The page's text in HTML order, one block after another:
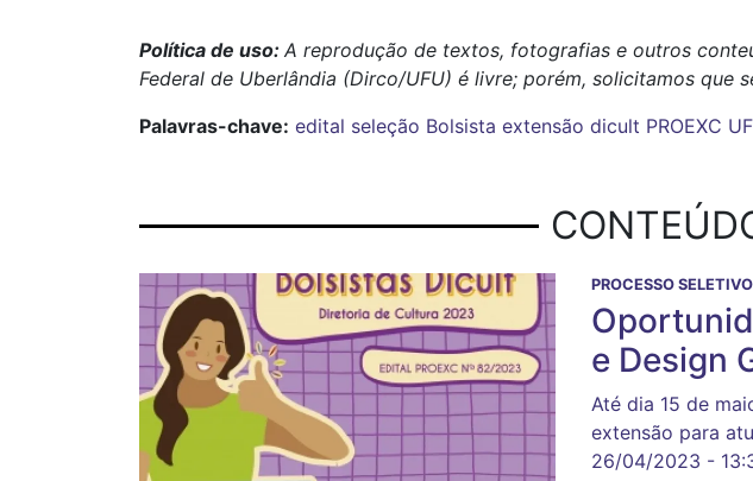
Política de uso: A reprodução de textos, fotografias e outros
Federal de Uberlândia (Dirco/UFU) é livre; porém, solicitamos que
Palavras-chave: edital seleção Bolsista extensão dicult PROEXC
PROCESSO SELETIVO
e Design
Até dia 15 de
extensão para
26/04/2023 -